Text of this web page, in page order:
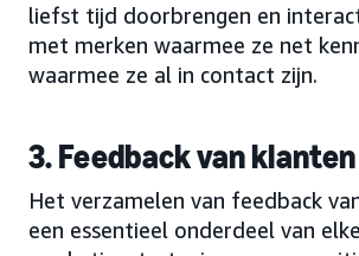
liefst tijd doorbrengen en
met merken waarmee ze net
waarmee ze al in contact zijn.
3. Feedback van klanten
Het verzamelen van feedback
een essentieel onderdeel van elke